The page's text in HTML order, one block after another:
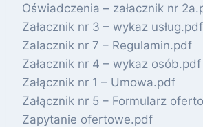
Oświadczenia – załacznik nr
Załacznik nr 3 – wykaz usług.pdf
Zalacznik nr 7 – Regulamin.pdf
Załacznik nr 4 – wykaz osób.pdf
Załącznik nr 1 – Umowa.pdf
Załącznik nr 5 – Formularz
Zapytanie ofertowe.pdf